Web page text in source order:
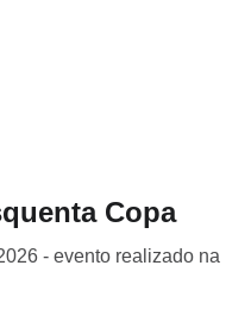
Copa
- evento realizado na